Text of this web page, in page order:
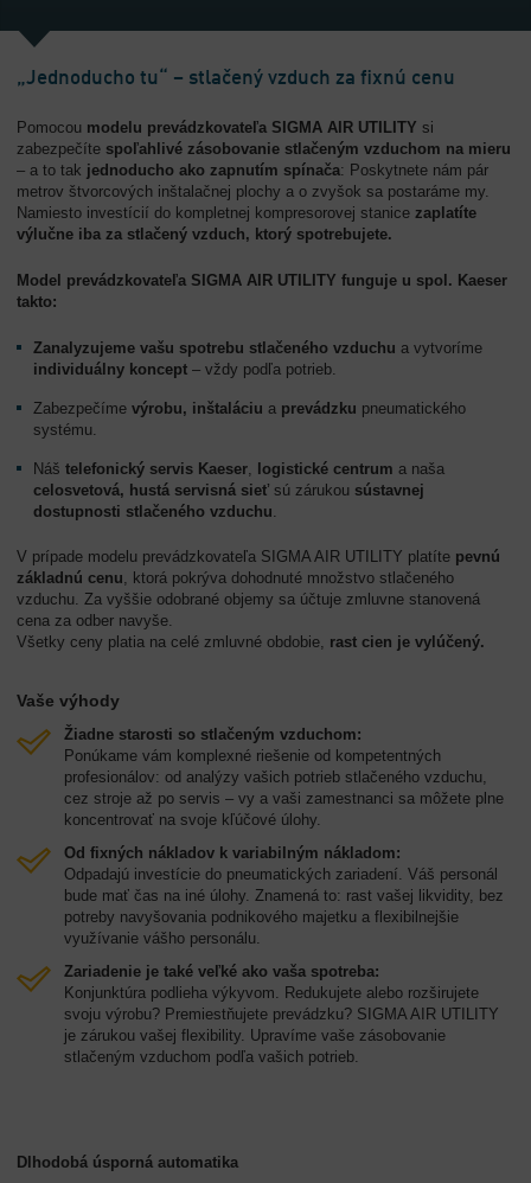
„Jednoducho tu“ – stlačený vzduch za fixnú cenu
Pomocou modelu prevádzkovateľa SIGMA AIR UTILITY si
zabezpečíte spoľahlivé zásobovanie stlačeným vzduchom na mieru
– a to tak jednoducho ako zapnutím spínača: Poskytnete nám pár
metrov štvorcových inštalačnej plochy a o zvyšok sa postaráme my.
Namiesto investícií do kompletnej kompresorovej stanice zaplatíte
výlučne iba za stlačený vzduch, ktorý spotrebujete.
Model prevádzkovateľa SIGMA AIR UTILITY funguje u spol. Kaeser
takto:
Zanalyzujeme vašu spotrebu stlačeného vzduchu a vytvoríme
individuálny koncept – vždy podľa potrieb.
Zabezpečíme výrobu, inštaláciu a prevádzku pneumatického
systému.
Náš telefonický servis Kaeser, logistické centrum a naša
celosvetová, hustá servisná sieť sú zárukou sústavnej
dostupnosti stlačeného vzduchu.
V prípade modelu prevádzkovateľa SIGMA AIR UTILITY platíte pevnú
základnú cenu, ktorá pokrýva dohodnuté množstvo stlačeného
vzduchu. Za vyššie odobrané objemy sa účtuje zmluvne stanovená
cena za odber navyše.
Všetky ceny platia na celé zmluvné obdobie, rast cien je vylúčený.
Vaše výhody
Žiadne starosti so stlačeným vzduchom:
Ponúkame vám komplexné riešenie od kompetentných
profesionálov: od analýzy vašich potrieb stlačeného vzduchu,
cez stroje až po servis – vy a vaši zamestnanci sa môžete plne
koncentrovať na svoje kľúčové úlohy.
Od fixných nákladov k variabilným nákladom:
Odpadajú investície do pneumatických zariadení. Váš personál
bude mať čas na iné úlohy. Znamená to: rast vašej likvidity, bez
potreby navyšovania podnikového majetku a flexibilnejšie
využívanie vášho personálu.
Zariadenie je také veľké ako vaša spotreba:
Konjunktúra podlieha výkyvom. Redukujete alebo rozširujete
svoju výrobu? Premiestňujete prevádzku? SIGMA AIR UTILITY
je zárukou vašej flexibility. Upravíme vaše zásobovanie
stlačeným vzduchom podľa vašich potrieb.
Dlhodobá úsporná automatika